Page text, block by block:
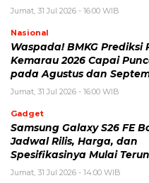
Jumat, 31 Jul 2026 - 16:00 WIB
Nasional
Waspada! BMKG Prediksi
Kemarau 2026 Capai
pada Agustus dan
Jumat, 31 Jul 2026 - 16:00 WIB
Gadget
Samsung Galaxy S26 FE
Jadwal Rilis, Harga, dan
Spesifikasinya Mulai
Jumat, 31 Jul 2026 - 14:00 WIB